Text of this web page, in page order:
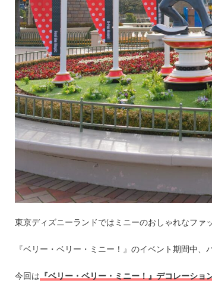
東京ディズニーランドではミニーのおしゃれなファ
『ベリー・ベリー・ミニー！』のイベント期間中
今回は 『ベリー・ベリー・ミニー！』デコレーショ